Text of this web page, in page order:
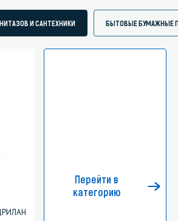
И САНТЕХНИКИ БЫТОВЫЕ БУМАЖНЫЕ
Перейти в
категорию